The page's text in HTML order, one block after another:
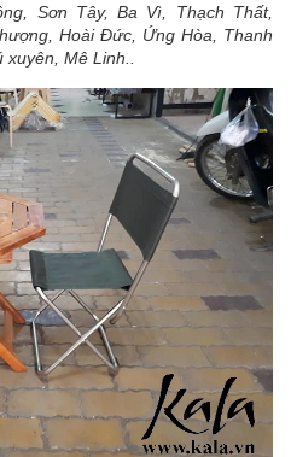
Sơn Tây, Ba Vì, Thạch Thất,
Hoài Đức, Ứng Hòa, Thanh
Mê Linh..